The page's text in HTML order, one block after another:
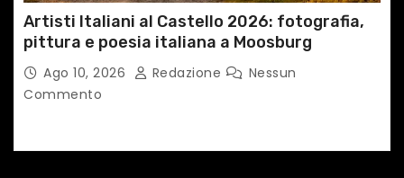
Artisti Italiani al Castello 2026: fotografia,
pittura e poesia italiana a Moosburg
Ago 10, 2026 Redazione
Nessun
Commento